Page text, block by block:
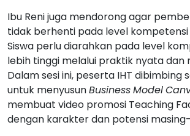
Ibu Reni juga mendorong agar
tidak berhenti pada level
Siswa perlu diarahkan pada level
lebih tinggi melalui praktik nyata dan
Dalam sesi ini, peserta IHT dibimbing
untuk menyusunBusinessModel
membuat video promosi Teaching
dengan karakter dan potensi